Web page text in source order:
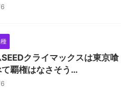
クライマックスは東京喰
覇権はなさそう…